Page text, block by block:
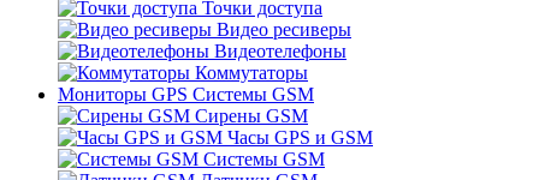
Точки доступа
Видео ресиверы
Видеотелефоны
Коммутаторы
Мониторы GPS Системы GSM
Сирены GSM
Часы GPS и GSM
Системы GSM